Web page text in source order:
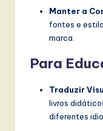
Manter a
fontes e
marca.
Para
Traduzir
livros
diferentes